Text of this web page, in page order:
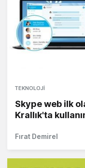
TEKNOLOJI
Skype web ilk
Krallık'ta
Fırat Demirel